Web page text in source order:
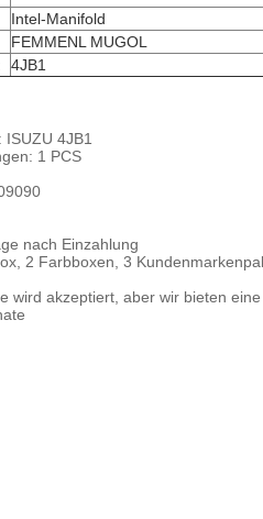
Intel-Manifold
FEMMENL MUGOL
4JB1
4JB1
1 PCS
nach Einzahlung
2 Farbboxen, 3
wird akzeptiert, aber wir bieten eine